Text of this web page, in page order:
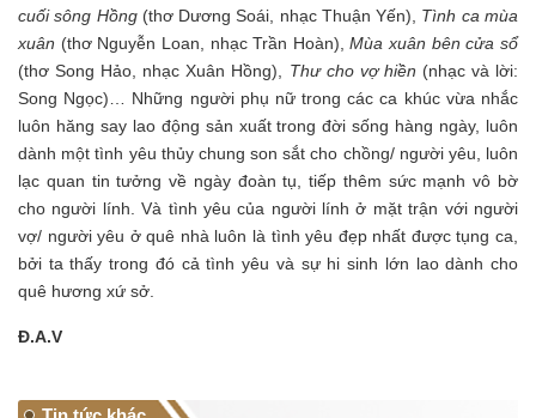
cuối sông Hồng(thơ Dương Soái, nhạc Thuận Yến), Tình ca mùa
xuân (thơ Nguyễn Loan, nhạc Trần Hoàn),Mùa xuân bên cửa sổ
(thơ Song Hảo, nhạc Xuân Hồng), Thư cho vợ hiền (nhạc và lời:
Song Ngọc)… Những người phụ nữ trong các ca khúc vừa nhắc
luôn hăng say lao động sản xuất trong đời sống hàng ngày, luôn
dành một tình yêu thủy chung son sắt cho chồng/ người yêu, luôn
lạc quan tin tưởng về ngày đoàn tụ, tiếp thêm sức mạnh vô bờ
cho người lính. Và tình yêu của người lính ở mặt trận với người
vợ/ người yêu ở quê nhà luôn là tình yêu đẹp nhất được tụng ca,
bởi ta thấy trong đó cả tình yêu và sự hi sinh lớn lao dành cho
quê hương xứ sở.
Đ.A.V